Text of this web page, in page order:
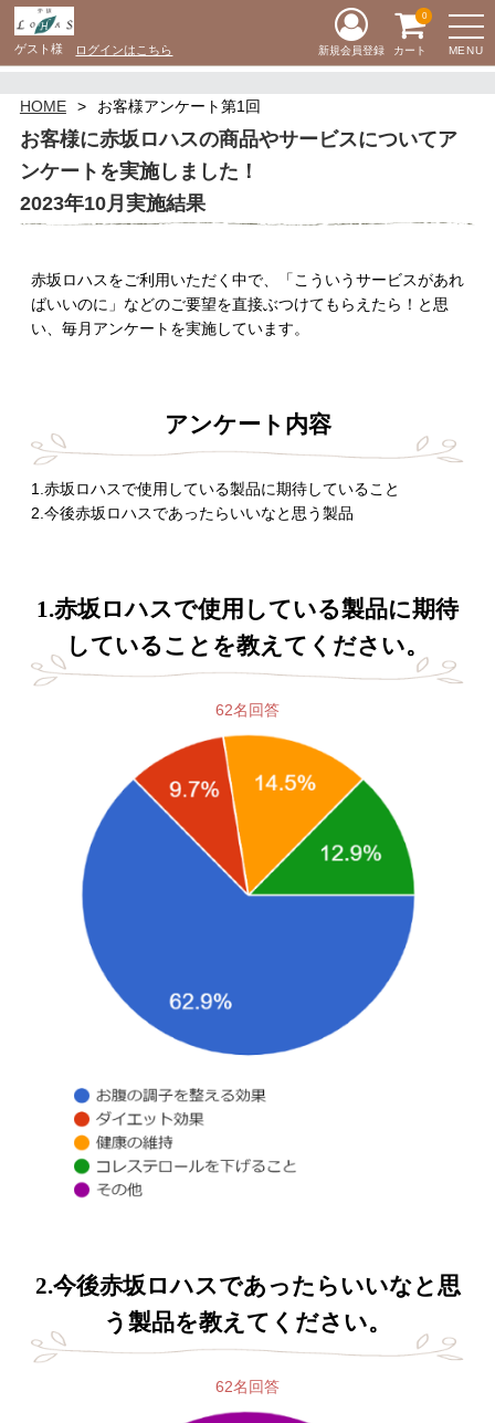
ゲスト様 ログインはこちら MENU
新規会員登録 カート
0
HOME お客様アンケート第1回
お客様に赤坂ロハスの商品やサービスについてア
ンケートを実施しました！
2023年10月実施結果
赤坂ロハスをご利用いただく中で、「こういうサービスがあれ
ばいいのに」などのご要望を直接ぶつけてもらえたら！と思
い、毎月アンケートを実施しています。
アンケート内容
1.赤坂ロハスで使用している製品に期待していること
2.今後赤坂ロハスであったらいいなと思う製品
1.赤坂ロハスで使用している製品に期待
していることを教えてください。
62名回答
2.今後赤坂ロハスであったらいいなと思
う製品を教えてください。
62名回答